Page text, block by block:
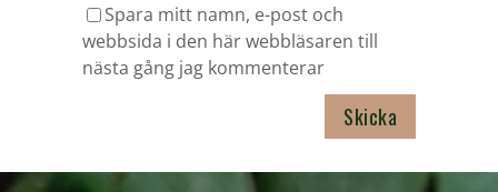
Spara mitt namn, e-post och
webbsida i den här webbläsaren till
nästa gång jag kommenterar